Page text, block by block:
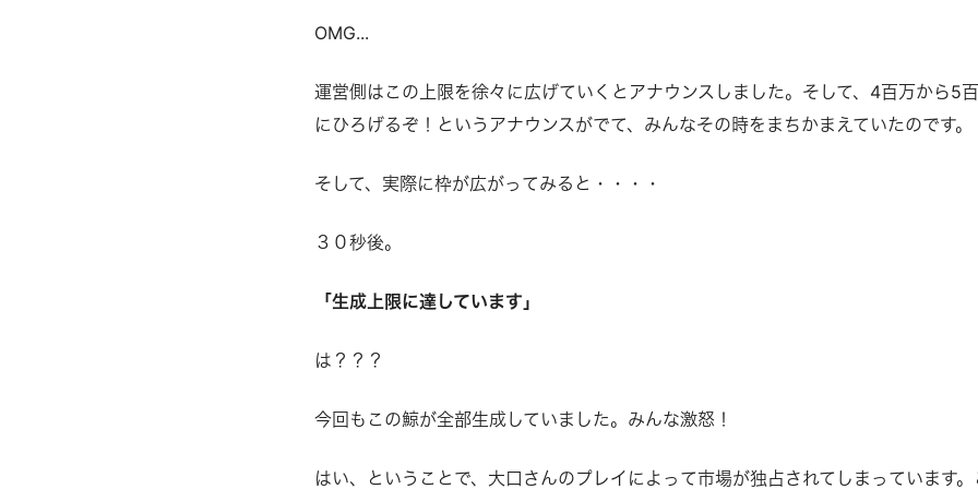
OMG...
運営側はこの上限を徐々に広げていくとアナウンスしました。そして、4百万から5
にひろげるぞ！というアナウンスがでて、みんなその時をまちかまえていたのです。
そして、実際に枠が広がってみると・・・・
３０秒後。
「生成上限に達しています」
は？？？
今回もこの鯨が全部生成していました。みんな激怒！
はい、ということで、大口さんのプレイによって市場が独占されてしまっています。